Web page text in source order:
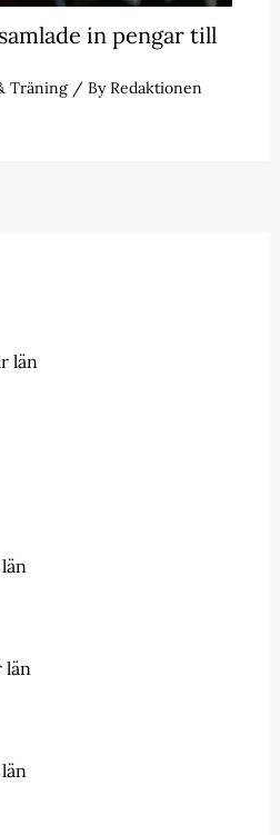
in pengar till
Träning/ ByRedaktionen
län
län